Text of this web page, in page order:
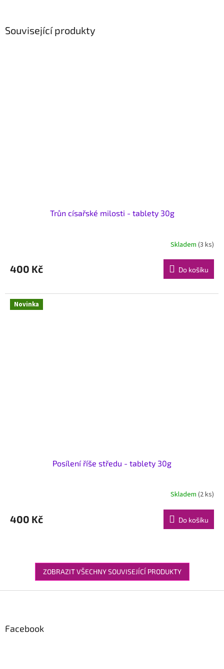
Související produkty
Trůn císařské milosti - tablety 30g
Skladem (3 ks)
400 Kč Do košíku
Novinka
Posílení říše středu - tablety 30g
Skladem (2 ks)
400 Kč Do košíku
ZOBRAZIT VŠECHNY SOUVISEJÍCÍ PRODUKTY
Facebook